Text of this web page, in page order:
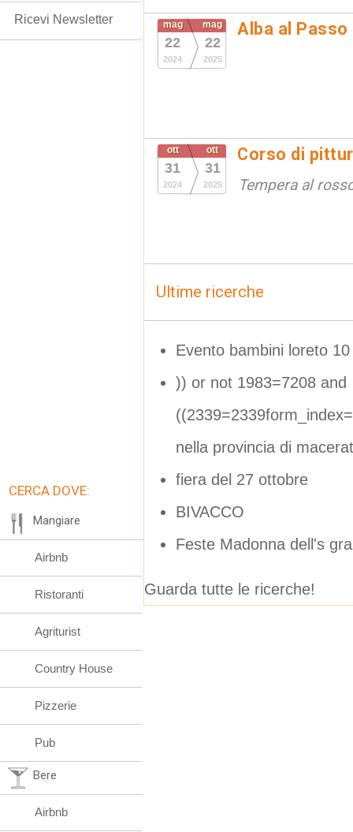
mag
22
2024
mag
22
2025
Alba al Passo
ott
31
2024
ott
31
2025
Corso di
Tempera al
Ultime ricerche
Evento bambini loreto
)) or not 1983=7208 and
nella provincia di
fiera del 27 ottobre
BIVACCO
Feste Madonna dell's
Guarda tutte le ricerche!
Ricevi Newsletter
CERCA DOVE:
Mangiare
Airbnb
Ristoranti
Agriturist
Country House
Pizzerie
Pub
Bere
Airbnb